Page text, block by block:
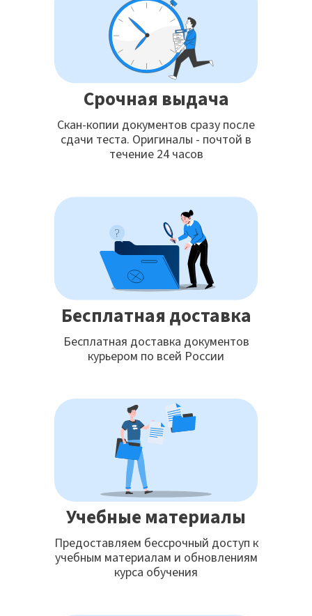
Срочная выдача
Скан-копии документов сразу после
сдачи теста. Оригиналы - почтой в
течение 24 часов
Бесплатная доставка
Бесплатная доставка документов
курьером по всей России
Учебные материалы
Предоставляем бессрочный доступ к
учебным материалам и обновлениям
курса обучения